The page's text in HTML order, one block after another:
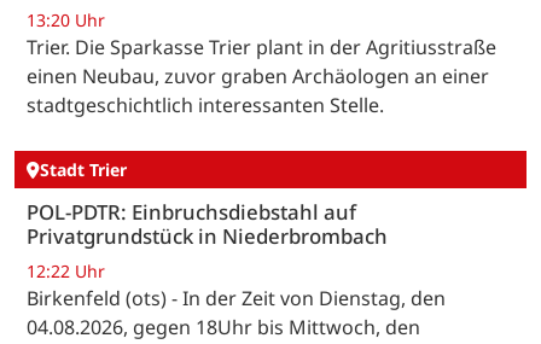
13:20 Uhr
Trier. Die Sparkasse Trier plant in der Agritiusstraße
einen Neubau, zuvor graben Archäologen an einer
stadtgeschichtlich interessanten Stelle.
Stadt Trier
POL-PDTR: Einbruchsdiebstahl auf
Privatgrundstück in Niederbrombach
12:22 Uhr
Birkenfeld (ots) - In der Zeit von Dienstag, den
04.08.2026, gegen 18Uhr bis Mittwoch, den